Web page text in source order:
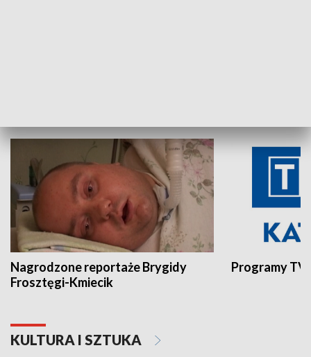
Nagrodzone reportaże Brygidy
Frosztęgi-Kmiecik
Programy
KULTURA I SZTUKA